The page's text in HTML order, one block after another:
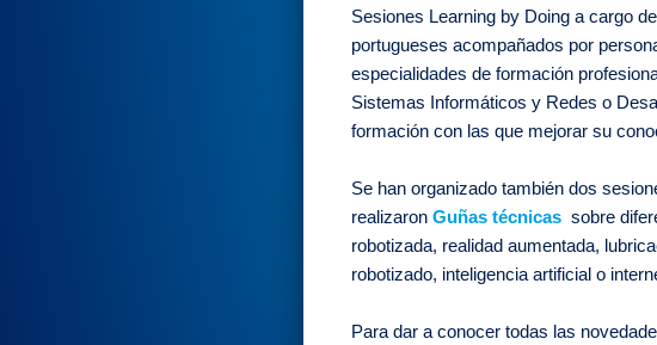
Sesiones Learning by Doing a cargo
portugueses acompañados por
especialidades de formación
Sistemas Informáticos y Redes o
formación con las que mejorar su
Se han organizado también dos
realizaron Guñas técnicas sobre
robotizada, realidad aumentada,
robotizado, inteligencia artificial o
Para dar a conocer todas las